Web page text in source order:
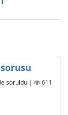
soruldu |
611